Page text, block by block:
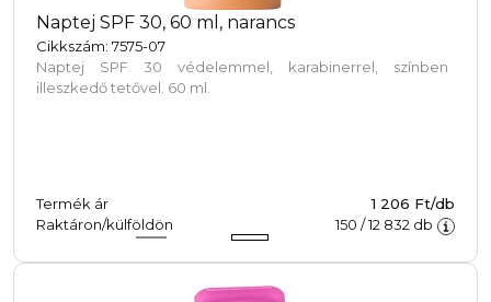
Naptej SPF 30, 60 ml, narancs
Cikkszám: 7575-07
Naptej SPF 30 védelemmel, karabinerrel, színben
illeszkedő tetővel. 60 ml.
Termék ár
1 206 Ft/db
Raktáron/külföldön
150 /12 832 db